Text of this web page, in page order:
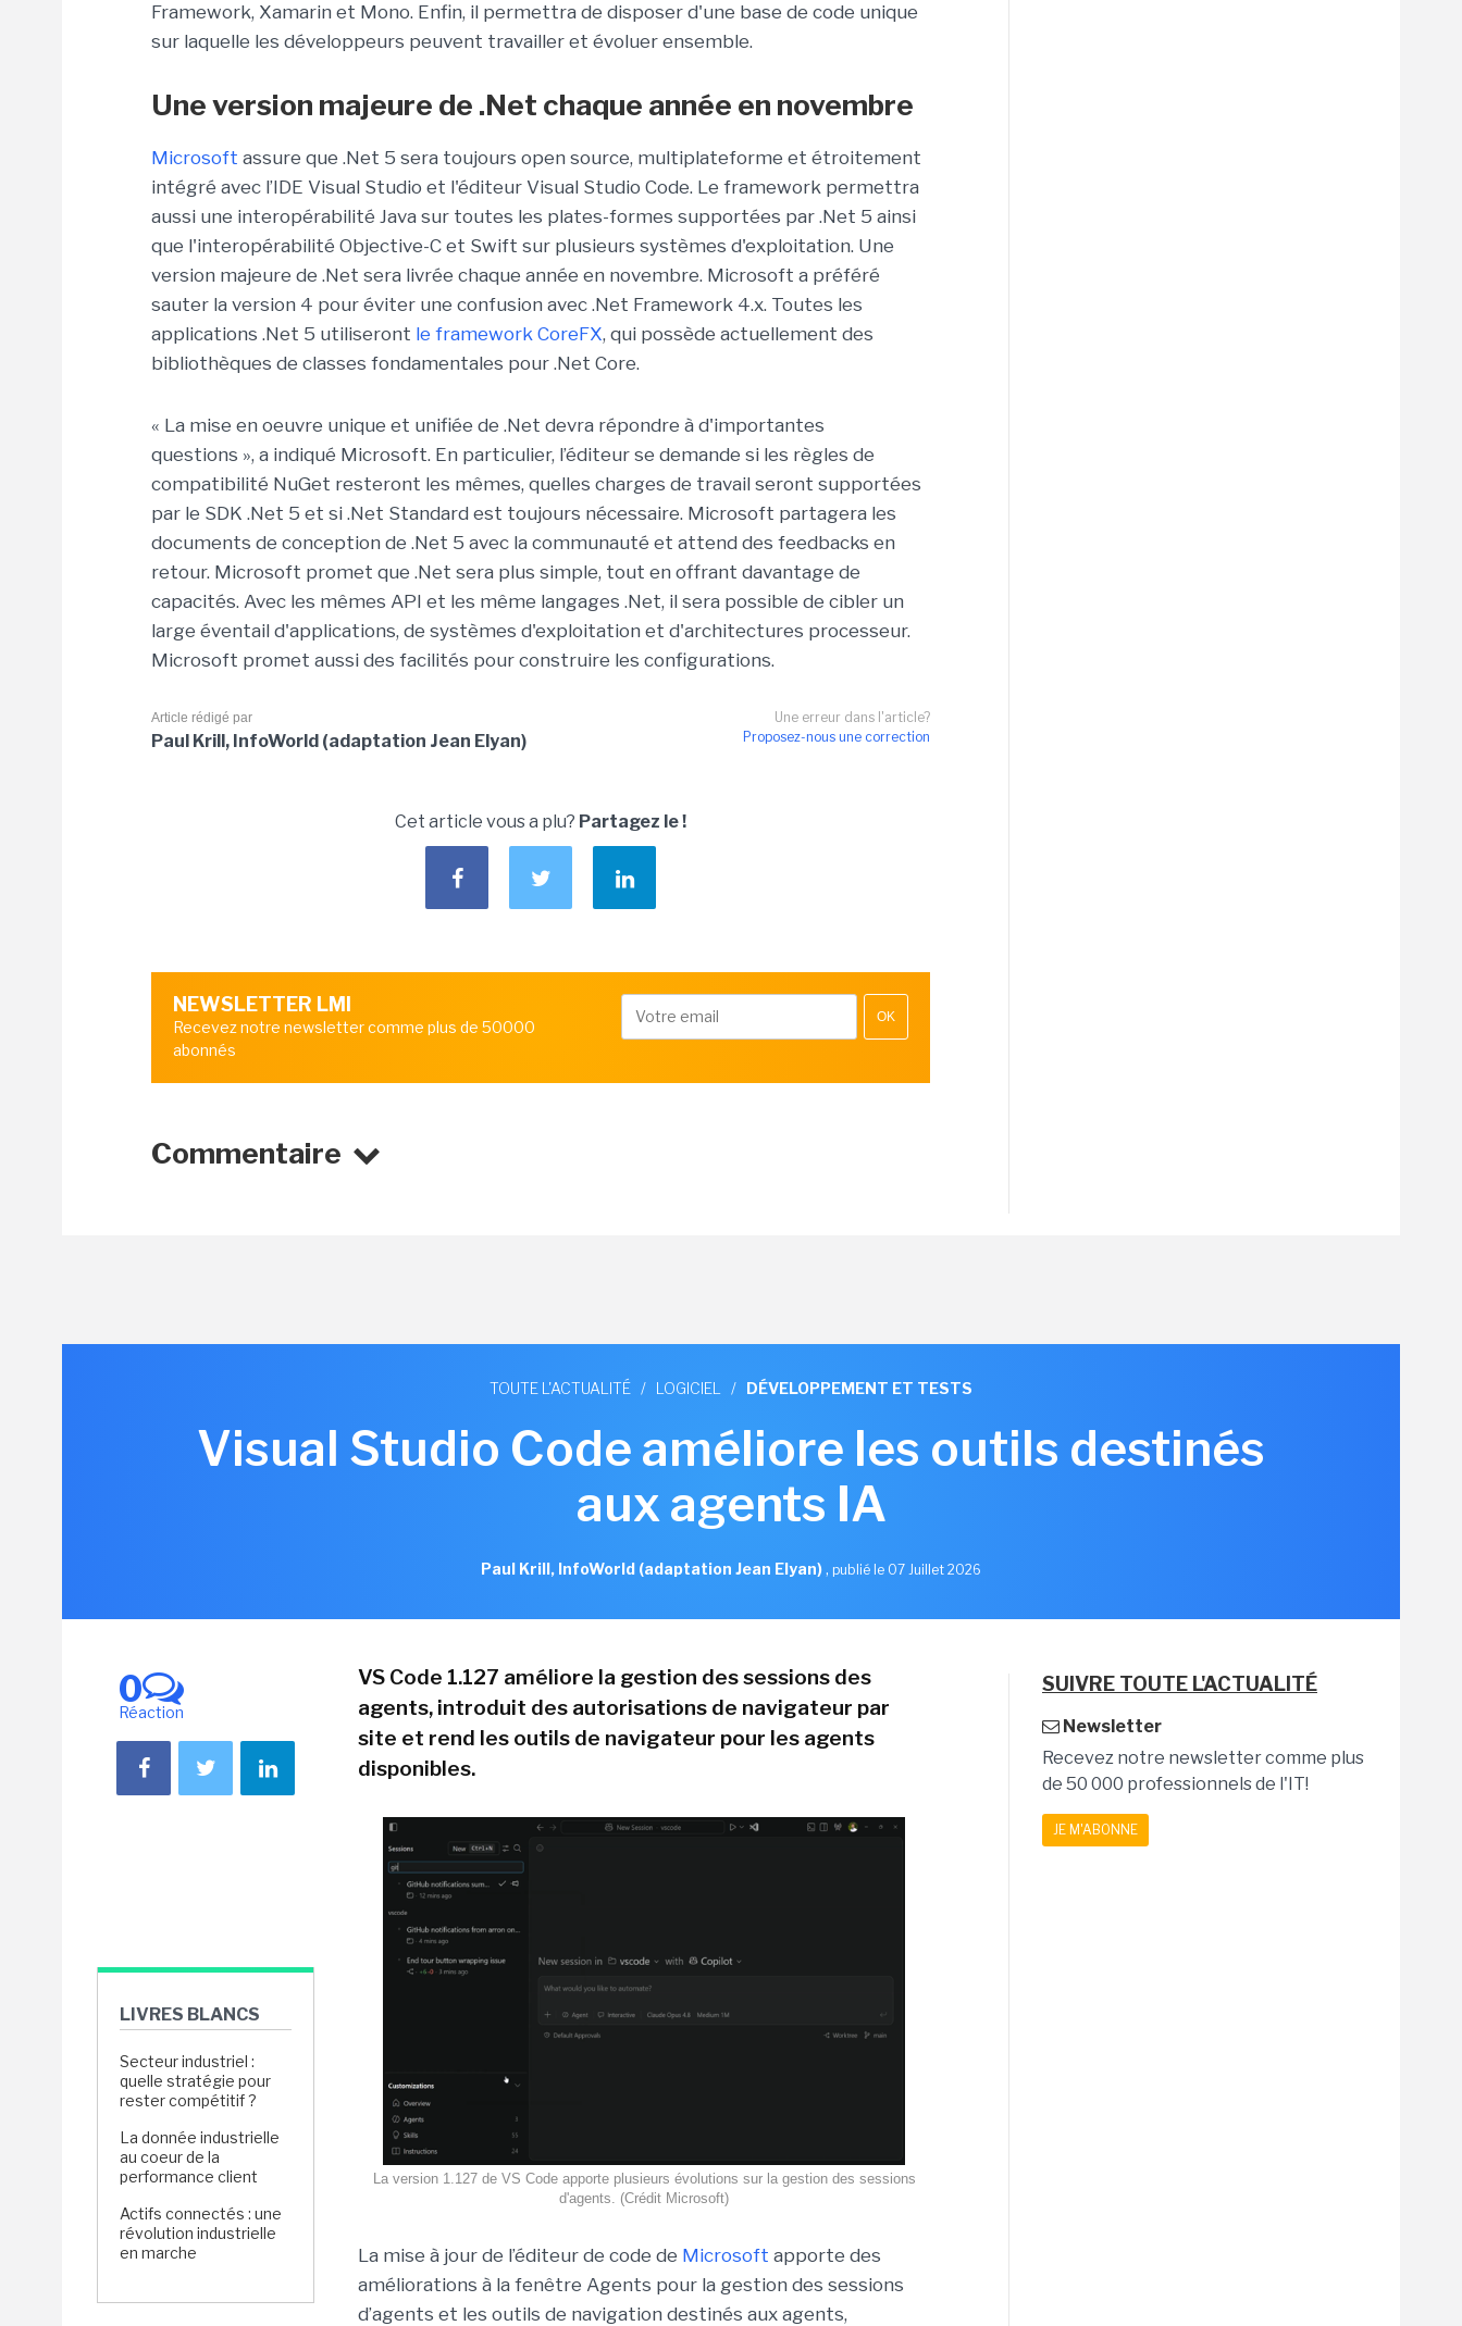
Framework, Xamarin et Mono. Enfin, il permettra de disposer d'une base de code unique
sur laquelle les développeurs peuvent travailler et évoluer ensemble.
Une version majeure de .Net chaque année en novembre
Microsoft assure que .Net 5 sera toujours open source, multiplateforme et étroitement
intégré avec l’IDE Visual Studio et l'éditeur Visual Studio Code. Le framework permettra
aussi une interopérabilité Java sur toutes les plates-formes supportées par .Net 5 ainsi
que l'interopérabilité Objective-C et Swift sur plusieurs systèmes d'exploitation. Une
version majeure de .Net sera livrée chaque année en novembre. Microsoft a préféré
sauter la version 4 pour éviter une confusion avec .Net Framework 4.x. Toutes les
applications .Net 5 utiliseront le framework CoreFX, qui possède actuellement des
bibliothèques de classes fondamentales pour .Net Core.
« La mise en oeuvre unique et unifiée de .Net devra répondre à d'importantes
questions », a indiqué Microsoft. En particulier, l’éditeur se demande si les règles de
compatibilité NuGet resteront les mêmes, quelles charges de travail seront supportées
par le SDK .Net 5 et si .Net Standard est toujours nécessaire. Microsoft partagera les
documents de conception de .Net 5 avec la communauté et attend des feedbacks en
retour. Microsoft promet que .Net sera plus simple, tout en offrant davantage de
capacités. Avec les mêmes API et les même langages .Net, il sera possible de cibler un
large éventail d'applications, de systèmes d'exploitation et d'architectures processeur.
Microsoft promet aussi des facilités pour construire les configurations.
Une erreur dans l'article?
Proposez-nous une correction
Article rédigé par
Paul Krill, InfoWorld (adaptation Jean Elyan)
Cet article vous a plu? Partagez le !
NEWSLETTER LMI
Recevez notre newsletter comme plus de 50000
abonnés
OK
Commentaire
TOUTE L'ACTUALITÉ / LOGICIEL / DÉVELOPPEMENT ET TESTS
Visual Studio Code améliore les outils destinés
aux agents IA
Paul Krill, InfoWorld (adaptation Jean Elyan), publié le 07 Juillet 2026
0
Réaction
LIVRES BLANCS
Secteur industriel :
quelle stratégie pour
rester compétitif ?
La donnée industrielle
au coeur de la
performance client
Actifs connectés : une
révolution industrielle
en marche
VS Code 1.127 améliore la gestion des sessions des
agents, introduit des autorisations de navigateur par
site et rend les outils de navigateur pour les agents
disponibles.
La version 1.127 de VS Code apporte plusieurs évolutions sur la gestion des sessions
d'agents. (Crédit Microsoft)
La mise à jour de l’éditeur de code de Microsoft apporte des
améliorations à la fenêtre Agents pour la gestion des sessions
d’agents et les outils de navigation destinés aux agents,
SUIVRE TOUTE L'ACTUALITÉ
Newsletter
Recevez notre newsletter comme plus
de 50 000 professionnels de l'IT!
JE M'ABONNE